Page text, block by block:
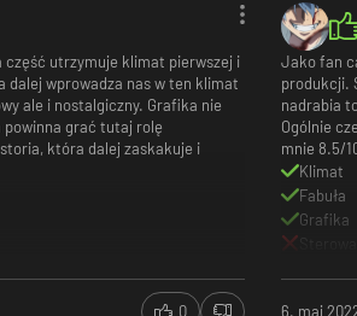
personal quest, an adventure that led her on a
bound for the reaches of the Europe.
named Oscar, she fulfilled inventor Hans
for the last mammoths all the way on the
część utrzymuje klimat pierwszej i
dalej wprowadza nas w ten klimat
ale i nostalgiczny. Grafika nie
powinna grać tutaj rolę
która dalej zaskakuje i
0
Jako fan
produkcji.
nadrabia
Ogólnie
mnie 8.5/
Klimat
Fabuła
Grafika
6. maj